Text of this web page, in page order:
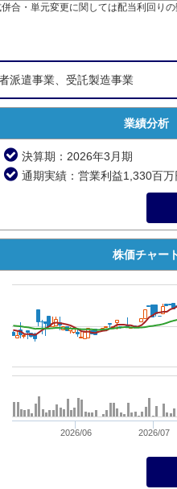
合・単元変更に関しては配当利回り
派遣事業、受託製造事業
業績分析
決算期：2026年3月期
通期実績：営業利益1,330百万
株価チャー
2026/06 2026/07